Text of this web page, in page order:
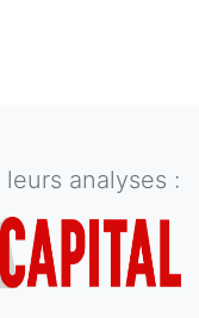
analyses :